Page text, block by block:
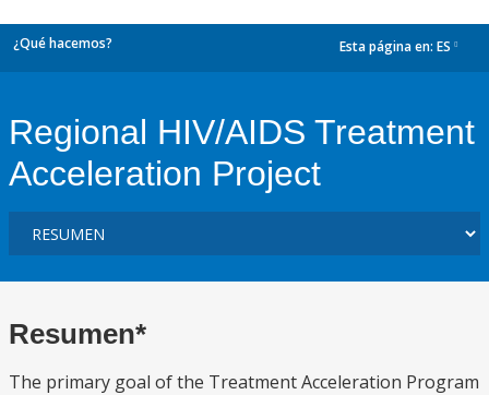
¿Qué hacemos? Esta página en: ES
Regional HIV/AIDS Treatment
Acceleration Project
Resumen*
The primary goal of the Treatment Acceleration Program